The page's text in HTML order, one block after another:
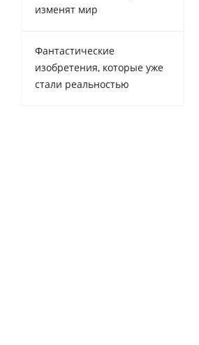
изменят мир
Фантастические
изобретения, которые уже
стали реальностью